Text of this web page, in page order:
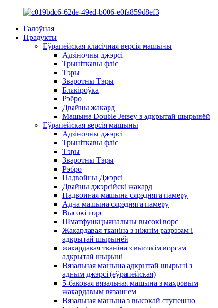
Галоўная
Прадукты
Еўрапейская класічная версія машыны
Адзіночны джэрсі
Трыніткавы фліс
Тэры
Зваротны Тэры
Блакіроўка
Рэбро
Двайны жакард
Машына Double Jersey з адкрытай шырынёй
Еўрапейская версія машыны
Адзіночны джэрсі
Трыніткавы фліс
Тэры
Зваротны Тэры
Рэбро
Падвойны Джэрсі
Двайны джэрсійскі жакард
Падвойная машына сярэдняга памеру
Адна машына сярэдняга памеру
Высокі ворс
Шматфункцыянальны высокі ворс
Жакардавая тканіна з ніжнім разрэзам і
адкрытай шырынёй
жакардавая тканіна з высокім ворсам
адкрытай шырыні
Вязальная машына адкрытай шырыні з
адным джэрсі (еўрапейская)
5-баковая вязальная машына з махровым
жакардавым вязаннем
Вязальная машына з высокай ступенню